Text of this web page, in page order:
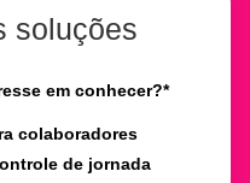
soluções
em conhecer?*
colaboradores
de jornada